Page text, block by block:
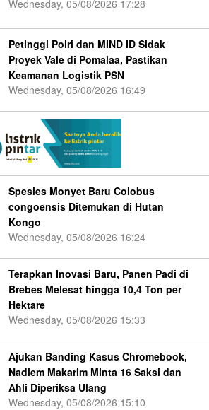
Wednesday, 05/08/2026 17:28
Petinggi Polri dan MIND ID Sidak
Proyek Vale di Pomalaa, Pastikan
Keamanan Logistik PSN
Wednesday, 05/08/2026 16:49
Spesies Monyet Baru Colobus
congoensis Ditemukan di Hutan
Kongo
Wednesday, 05/08/2026 16:24
Terapkan Inovasi Baru, Panen Padi di
Brebes Melesat hingga 10,4 Ton per
Hektare
Wednesday, 05/08/2026 15:33
Ajukan Banding Kasus Chromebook,
Nadiem Makarim Minta 16 Saksi dan
Ahli Diperiksa Ulang
Wednesday, 05/08/2026 15:10